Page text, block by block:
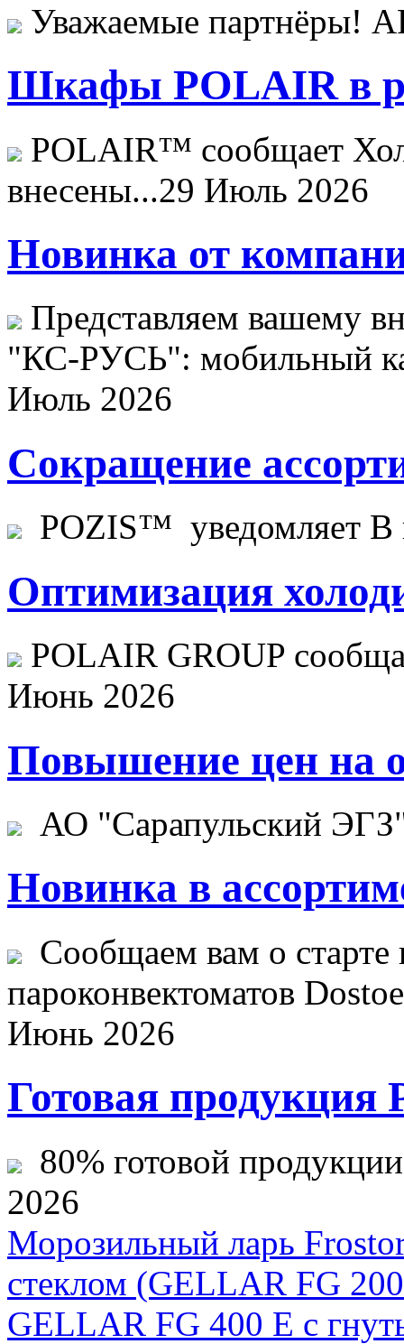
Уважаемые
Шкафы POLAIR в
POLAIR™ сообщает
внесены...29 Июль 2026
Новинка от
Представляем вашему
"КС-РУСЬ": мобильный
Июль 2026
Сокращение
POZIS™ уведомляет В
Оптимизация
POLAIR GROUP
Июнь 2026
Повышение цен на
АО "Сарапульский
Новинка в
Сообщаем вам о старте
пароконвектоматов
Июнь 2026
Готовая продукция
80% готовой
2026
Морозильный ларь
стеклом (GELLAR FG
GELLAR FG 400 E с